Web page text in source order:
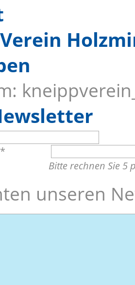
*
Bitte rechnen Sie 5
unseren